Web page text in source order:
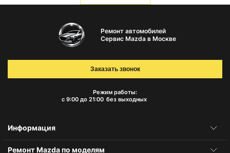
Ремонт автомобилей
Сервис Mazda в Москве
Режим работы:
с 9:00 до 21:00 без выходных
Заказать звонок
Информация
Ремонт Mazda по моделям